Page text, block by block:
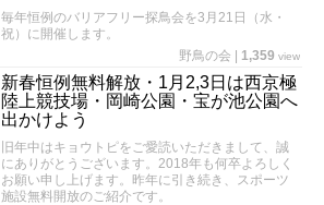
毎年恒例のバリアフリー探鳥会を3月21日（水・
祝）に開催します。
野鳥の会
1,359 view
新春恒例無料解放・1月2,3日は西京極
陸上競技場・岡崎公園・宝が池公園へ
出かけよう
旧年中はキョウトピをご愛読いただきまして、誠
にありがとうございます。2018年も何卒よろしく
お願い申し上げます。昨年に引き続き、スポーツ
施設無料開放のご紹介です。